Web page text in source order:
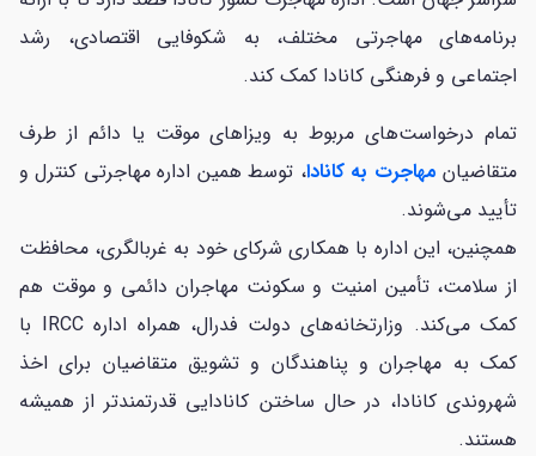
برنامه‌های مهاجرتی مختلف، به شکوفایی اقتصادی، رشد
اجتماعی و فرهنگی کانادا کمک کند.
تمام درخواست‌های مربوط به ویزاهای موقت یا دائم از طرف
متقاضیان مهاجرت به کانادا، توسط همین اداره مهاجرتی کنترل و
تأیید می‌شوند.
همچنین، این اداره با همکاری شرکای خود به غربالگری، محافظت
از سلامت، تأمین امنیت و سکونت مهاجران دائمی و موقت هم
کمک می‌کند. وزارتخانه‌های دولت فدرال، همراه اداره IRCC با
کمک به مهاجران و پناهندگان و تشویق متقاضیان برای اخذ
شهروندی کانادا، در حال ساختن کانادایی قدرتمندتر از همیشه
هستند.